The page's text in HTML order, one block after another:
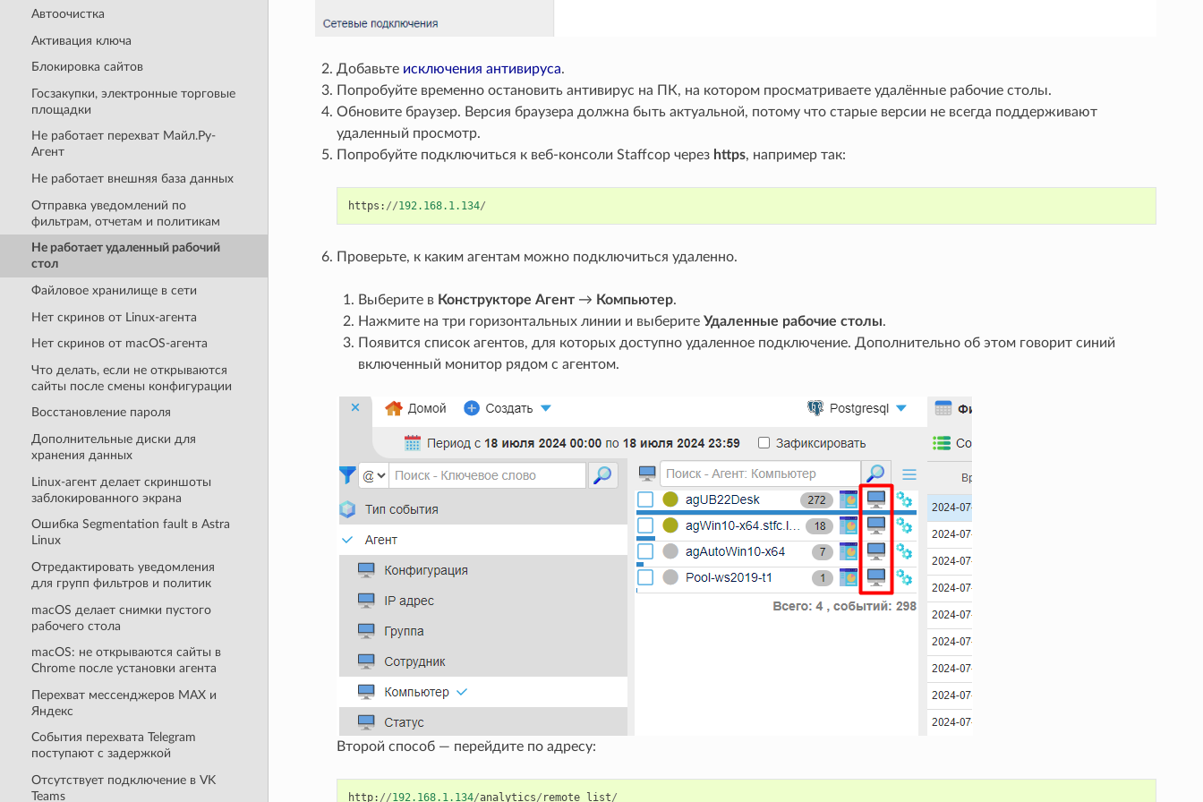
Автоочистка
Активация ключа
Блокировка сайтов
Госзакупки, электронные торговые
площадки
Не работает перехват Майл.Ру-
Агент
Не работает внешняя база данных
Отправка уведомлений по
фильтрам, отчетам и политикам
Не работает удаленный рабочий
стол
Файловое хранилище в сети
Нет скринов от Linux-агента
Нет скринов от macOS-агента
Что делать, если не открываются
сайты после смены конфигурации
Восстановление пароля
Дополнительные диски для
хранения данных
Linux-агент делает скриншоты
заблокированного экрана
Ошибка Segmentation fault в Astra
Linux
Отредактировать уведомления
для групп фильтров и политик
macOS делает снимки пустого
рабочего стола
macOS: не открываются сайты в
Chrome после установки агента
Перехват мессенджеров MAX и
Яндекс
События перехвата Telegram
поступают с задержкой
Отсутствует подключение в VK
Teams
Добавьте исключения антивируса.
Попробуйте временно остановить антивирус на ПК, на котором просматриваете удалённые рабочие столы.
Обновите браузер. Версия браузера должна быть актуальной, потому что старые версии не всегда поддерживают
удаленный просмотр.
Попробуйте подключиться к веб-консоли Staffcop через https, например так:
https : //192.168.1.134/
Проверьте, к каким агентам можно подключиться удаленно.
Выберите в Конструкторе Агент→ Компьютер.
Нажмите на три горизонтальных линии и выберите Удаленные рабочие столы.
Появится список агентов, для которых доступно удаленное подключение. Дополнительно об этом говорит синий
включенный монитор рядом с агентом.
Второй способ — перейдите по адресу:
http: //192.168.1.134/analytics/ remote_list/